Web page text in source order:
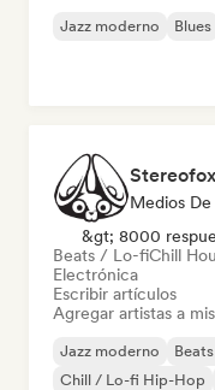
Jazz moderno Blues
Stereofox
&gt; 8000
Beats / Lo-fiChill
Electrónica
Escribir artículos
Agregar artistas a
Jazz moderno
Chill / Lo-fi Hip-Hop